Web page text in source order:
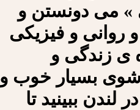
» می دونستن و
روانی و فیزیکی
ی زندگی و
شوی بسیار خوب و
ببینید تا